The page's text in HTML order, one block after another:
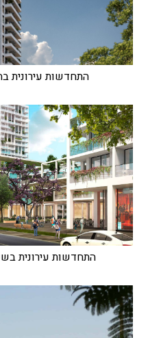
התחדשות עירונית
התחדשות עירונית